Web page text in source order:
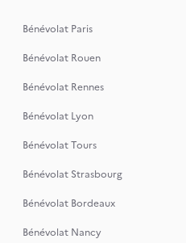
Bénévolat Paris
Bénévolat Rouen
Bénévolat Rennes
Bénévolat Lyon
Bénévolat Tours
Bénévolat Strasbourg
Bénévolat Bordeaux
Bénévolat Nancy